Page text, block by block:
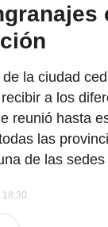
la ciudad
a los
reunió hasta
las
de las sedes
18:30